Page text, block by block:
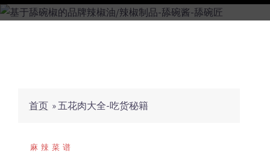
首页 » 五花肉大全-吃货秘籍
麻辣菜谱